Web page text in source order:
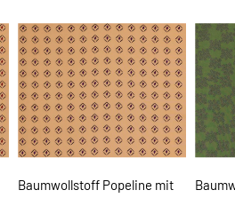
Baumwollstoff Popeline mit